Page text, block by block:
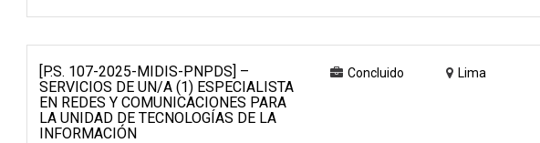
[P.S. 107-2025-MIDIS-PNPDS] –
SERVICIOS DE UN/A (1) ESPECIALISTA
EN REDES Y COMUNICACIONES PARA
LA UNIDAD DE TECNOLOGÍAS DE LA
INFORMACIÓN
Concluido Lima